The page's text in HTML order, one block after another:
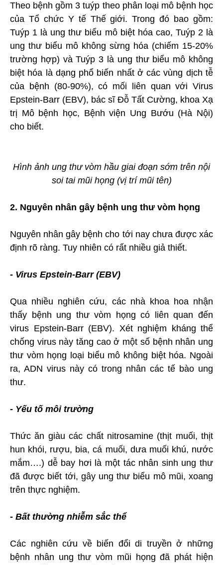
Theo bệnh gồm 3 tuýp theo phân loại mô bệnh học
của Tổ chức Y tế Thế giới. Trong đó bao gồm:
Tuýp 1 là ung thư biểu mô biệt hóa cao, Tuýp 2 là
ung thư biểu mô không sừng hóa (chiếm 15-20%
trường hợp) và Tuýp 3 là ung thư biểu mô không
biệt hóa là dạng phổ biến nhất ở các vùng dịch tễ
của bệnh (80-90%), có mối liên quan với Virus
Epstein-Barr (EBV), bác sĩ Đỗ Tất Cường, khoa Xạ
trị Mô bệnh học, Bệnh viện Ung Bướu (Hà Nội)
cho biết.
Hình ảnh ung thư vòm hầu giai đoạn sớm trên nội
soi tai mũi họng (vị trí mũi tên)
2. Nguyên nhân gây bệnh ung thư vòm họng
Nguyên nhân gây bệnh cho tới nay chưa được xác
định rõ ràng. Tuy nhiên có rất nhiều giả thiết.
- Virus Epstein-Barr (EBV)
Qua nhiều nghiên cứu, các nhà khoa hoa nhận
thấy bệnh ung thư vòm họng có liên quan đến
virus Epstein-Barr (EBV). Xét nghiệm kháng thể
chống virus này tăng cao ở một số bệnh nhân ung
thư vòm họng loại biểu mô không biệt hóa. Ngoài
ra, ADN virus này có trong nhân các tế bào ung
thư.
- Yếu tố môi trường
Thức ăn giàu các chất nitrosamine (thịt muối, thịt
hun khói, rượu, bia, cá muối, dưa muối khú, nước
mắm….) dễ bay hơi là một tác nhân sinh ung thư
đã được biết tới, gây ung thư biểu mô mũi, xoang
trên thực nghiệm.
- Bất thường nhiễm sắc thể
Các nghiên cứu về biến đổi di truyền ở những
bệnh nhân ung thư vòm mũi họng đã phát hiện